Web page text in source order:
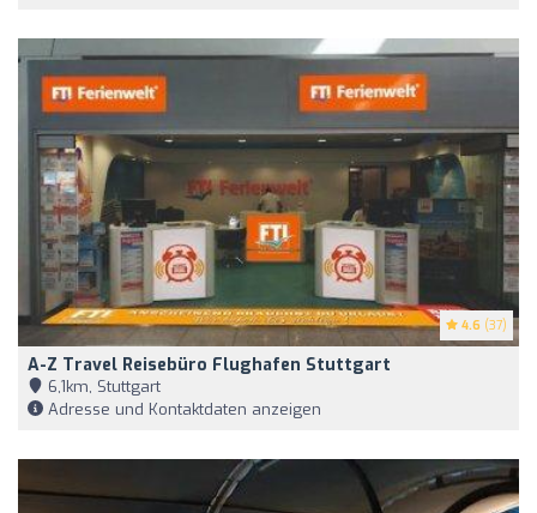
4.6 (37)
A-Z Travel Reisebüro Flughafen Stuttgart
6,1km, Stuttgart
Adresse und Kontaktdaten anzeigen